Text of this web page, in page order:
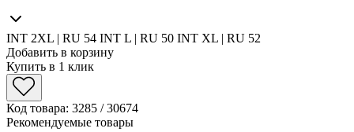
INT 2XL | RU 54 INT L | RU 50 INT XL | RU 52
Добавить в корзину
Купить в 1 клик
Код товара: 3285 / 30674
Рекомендуемые товары